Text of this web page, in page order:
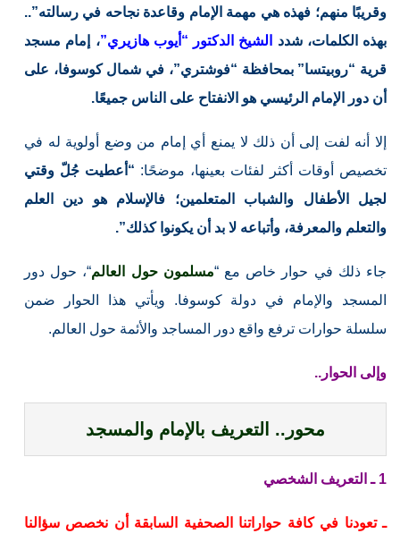
وقريبًا منهم؛ فهذه هي مهمة الإمام وقاعدة نجاحه في رسالته”..
بهذه الكلمات، شدد
الشيخ الدكتور “أيوب هازيري”، إمام مسجد
قرية “روبيتسا” بمحافظة “فوشتري”، في شمال كوسوفا، على
أن دور الإمام الرئيسي هو الانفتاح على الناس جميعًا.
إلا أنه لفت إلى أن ذلك لا يمنع أي إمام من وضع أولوية له في
تخصيص أوقات أكثر لفئات بعينها، موضحًا: “أعطيت جُلّ وقتي
لجيل الأطفال والشباب المتعلمين؛ فالإسلام هو دين العلم
والتعلم والمعرفة، وأتباعه لا بد أن يكونوا كذلك”.
جاء ذلك في حوار خاص مع “مسلمون حول العالم“، حول دور
المسجد والإمام في دولة كوسوفا. ويأتي هذا الحوار ضمن
سلسلة حوارات ترفع واقع دور المساجد والأئمة حول العالم.
وإلى الحوار..
محور.. التعريف بالإمام والمسجد
1 ـ التعريف الشخصي
ـ تعودنا في كافة حواراتنا الصحفية السابقة أن نخصص سؤالنا